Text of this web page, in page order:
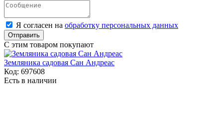
Я согласен на обработку персональных данных
Отправить
С этим товаром покупают
Земляника садовая Сан Андреас
Код: 697608
Есть в наличии